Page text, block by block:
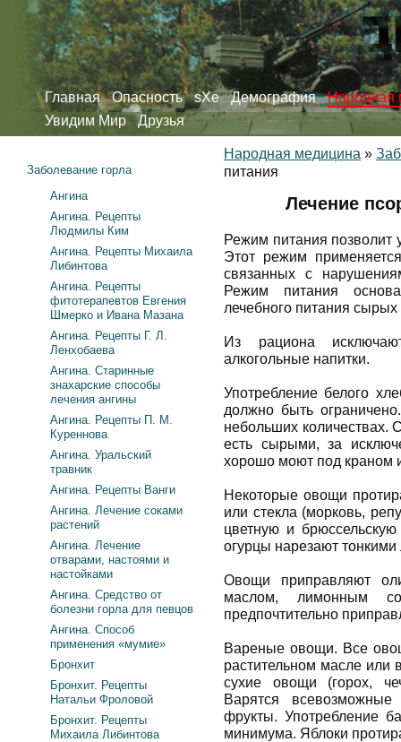
Главная Опасность sXe Демография
Народная
Увидим Мир
Друзья
Народная медицина »
питания
Лечение
Режим питания позволит
Этот режим
связанных с
Режим питания
лечебного питания
Из рациона
алкогольные напитки.
Употребление белого
должно быть
небольших
есть сырыми, за
хорошо моют под краном
Некоторые овощи
или стекла (морковь,
цветную и
огурцы нарезают
Овощи приправляют
маслом, лимонным
предпочтительно
Вареные овощи. Все
растительном масле или
сухие овощи (горох,
Варятся
фрукты. Употребление
минимума. Яблоки
Заболевание горла
Ангина
Ангина. Рецепты
Людмилы Ким
Ангина. Рецепты Михаила
Либинтова
Ангина. Рецепты
фитотерапевтов Евгения
Шмерко и Ивана Мазана
Ангина. Рецепты Г. Л.
Ленхобаева
Ангина. Старинные
знахарские способы
лечения ангины
Ангина. Рецепты П. М.
Куреннова
Ангина. Уральский
травник
Ангина. Рецепты Ванги
Ангина. Лечение соками
растений
Ангина. Лечение
отварами, настоями и
настойками
Ангина. Средство от
болезни горла для певцов
Ангина. Способ
применения «мумие»
Бронхит
Бронхит. Рецепты
Натальи Фроловой
Бронхит. Рецепты
Михаила Либинтова